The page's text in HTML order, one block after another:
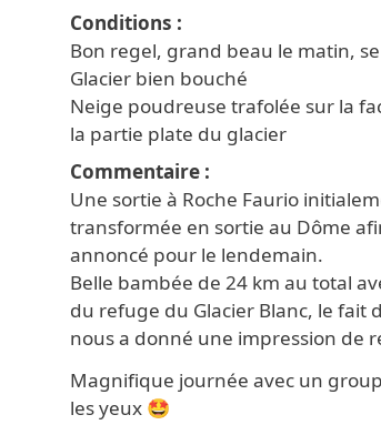
Conditions
Bon regel, grand beau le matin,
Glacier bien bouché
Neige poudreuse trafolée sur la
la partie plate du glacier
Commentaire
Une sortie à Roche Faurio
transformée en sortie au Dôme
annoncé pour le lendemain.
Belle bambée de 24 km au total
du refuge du Glacier Blanc, le fait
nous a donné une impression de
Magnifique journée avec un
les yeux 🤩